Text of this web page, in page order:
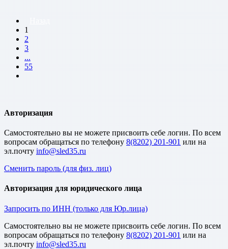
1
2
3
...
55
Авторизация
Cамостоятельно вы не можете присвоить себе логин. По всем
вопросам обращаться по телефону 8(8202) 201-901 или на
эл.почту
Сменить пароль (для физ. лиц)
Авторизация для юридического лица
Запросить по ИНН (только для Юр.лица)
Cамостоятельно вы не можете присвоить себе логин. По всем
вопросам обращаться по телефону 8(8202) 201-901 или на
эл.почту